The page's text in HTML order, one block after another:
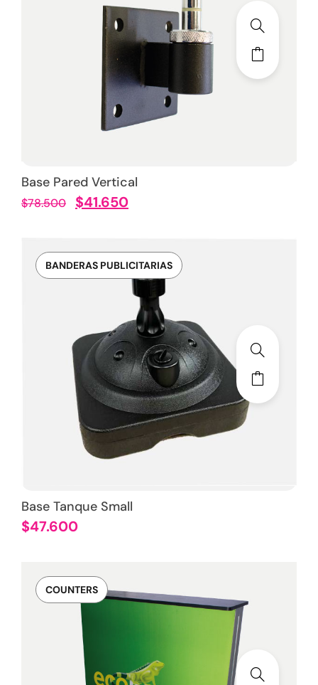
Base Pared Vertical
$78.500 $41.650
BANDERAS PUBLICITARIAS
Base Tanque Small
$47.600
COUNTERS